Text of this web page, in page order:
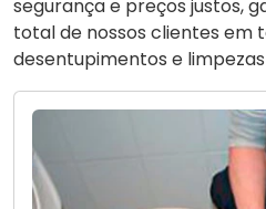
segurança e preços justos,
total de nossos clientes em
desentupimentos e